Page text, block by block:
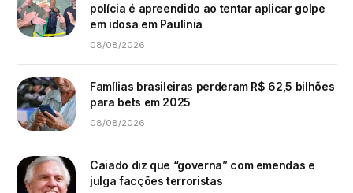
polícia é apreendido ao tentar aplicar golpe
em idosa em Paulínia
08/08/2026
Famílias brasileiras perderam R$ 62,5 bilhões
para bets em 2025
08/08/2026
Caiado diz que “governa” com emendas e
julga facções terroristas